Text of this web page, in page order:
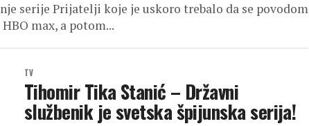
serije Prijatelji koje je uskoro trebalo da se povodom
max, a potom...
TV
Tihomir Tika Stanić – Državni
službenik je svetska špijunska serija!